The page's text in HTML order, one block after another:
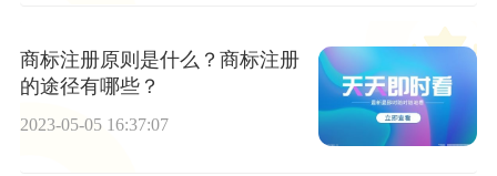
商标注册原则是什么？商标注册
的途径有哪些？
2023-05-05 16:37:07